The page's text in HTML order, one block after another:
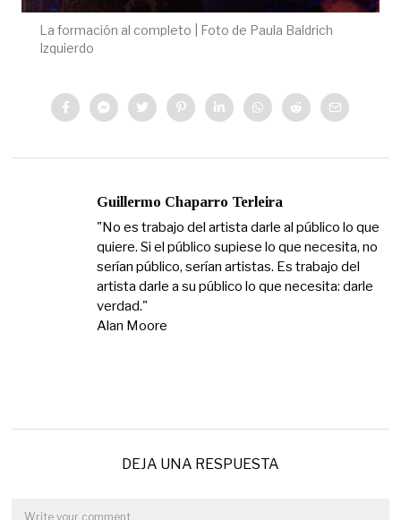
La formación al completo | Foto de Paula Baldrich
Izquierdo
Guillermo Chaparro Terleira
"No es trabajo del artista darle al público lo que
quiere. Si el público supiese lo que necesita, no
serían público, serían artistas. Es trabajo del
artista darle a su público lo que necesita: darle
verdad."
Alan Moore
DEJA UNA RESPUESTA